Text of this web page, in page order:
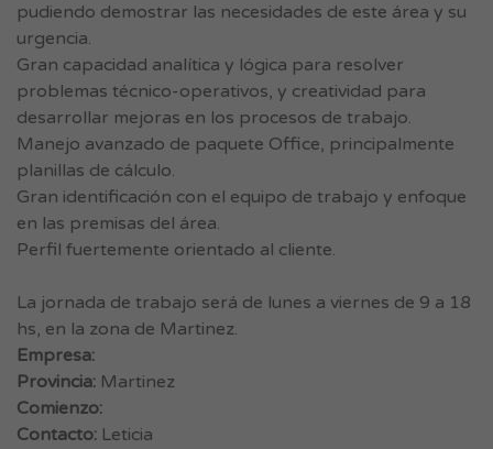
pudiendo demostrar las necesidades de este área y su
urgencia.
Gran capacidad analítica y lógica para resolver
problemas técnico-operativos, y creatividad para
desarrollar mejoras en los procesos de trabajo.
Manejo avanzado de paquete Office, principalmente
planillas de cálculo.
Gran identificación con el equipo de trabajo y enfoque
en las premisas del área.
Perfil fuertemente orientado al cliente.
La jornada de trabajo será de lunes a viernes de 9 a 18
hs, en la zona de Martinez.
Empresa:
Provincia: Martinez
Comienzo:
Contacto: Leticia